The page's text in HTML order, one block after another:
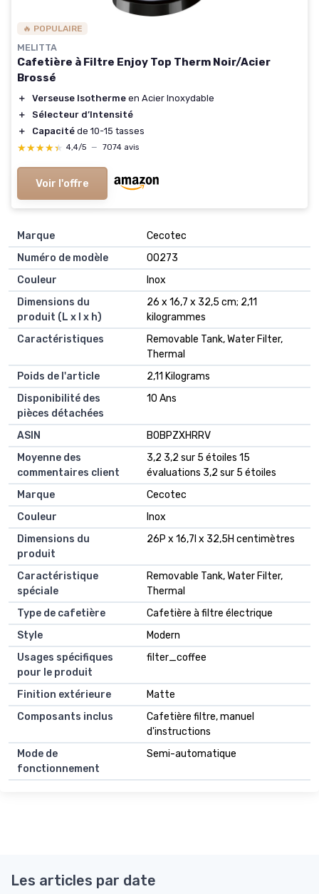
🔥 POPULAIRE
MELITTA
Cafetière à Filtre Enjoy Top Therm Noir/Acier
Brossé
＋ Verseuse Isotherme en Acier Inoxydable
＋
Sélecteur d’Intensité
＋
Capacité de 10-15 tasses
★★★★★
★★★★★ 4,4/5 — 7074 avis
Voir l'offre
Marque
‎Cecotec
Numéro de modèle
‎00273
Couleur
‎Inox
Dimensions du
produit (L x l x h)
‎26 x 16,7 x 32,5 cm; 2,11
kilogrammes
Caractéristiques
‎Removable Tank, Water Filter,
Thermal
Poids de l'article
‎2,11 Kilograms
Disponibilité des
pièces détachées
‎10 Ans
ASIN
B0BPZXHRRV
Moyenne des
commentaires client
3,2 3,2 sur 5 étoiles 15
évaluations 3,2 sur 5 étoiles
Marque
Cecotec
Couleur
Inox
Dimensions du
produit
26P x 16,7l x 32,5H centimètres
Caractéristique
spéciale
Removable Tank, Water Filter,
Thermal
Type de cafetière
Cafetière à filtre électrique
Style
Modern
Usages spécifiques
pour le produit
filter_coffee
Finition extérieure
Matte
Composants inclus
Cafetière filtre, manuel
d'instructions
Mode de
fonctionnement
Semi-automatique
Les articles par date